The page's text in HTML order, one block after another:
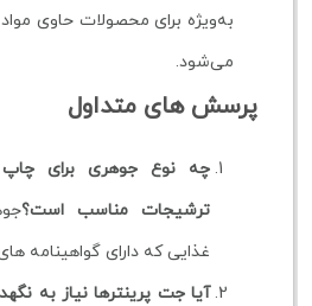
به‌ویژه برای محصولات حاوی مواد
می‌شود.
پرسش های متداول
چه نوع جوهری برای چاپ
ترشیجات مناسب است؟
غذایی که دارای گواهینامه
آیا جت پرینترها نیاز به